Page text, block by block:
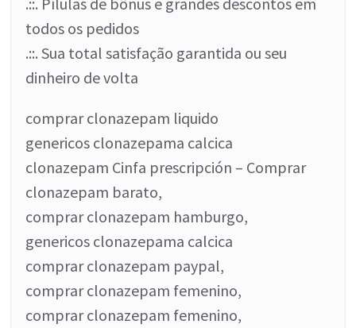
todos os pedidos
.::. Sua total satisfação garantida ou seu
dinheiro de volta
comprar clonazepam liquido
genericos clonazepama calcica
clonazepam Cinfa prescripción – Comprar
clonazepam barato,
comprar clonazepam hamburgo,
genericos clonazepama calcica
comprar clonazepam paypal,
comprar clonazepam femenino,
comprar clonazepam femenino,